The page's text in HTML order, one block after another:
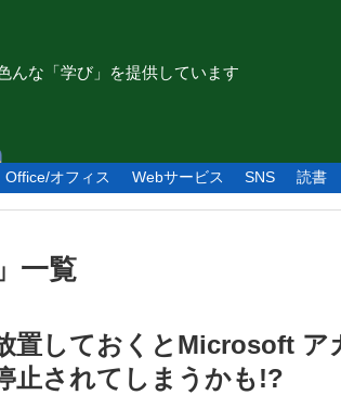
んな「学び」を提供しています
Office/オフィス Webサービス SNS 読書
」 一覧
置しておくとMicrosoft ア
止されてしまうかも!?